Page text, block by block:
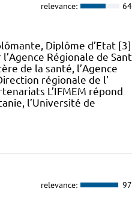
relevance:
Diplôme d’Etat [3]
Régionale de
de la santé, l’Agence
régionale de l'
L’IFMEM répond
l’Université de
relevance: